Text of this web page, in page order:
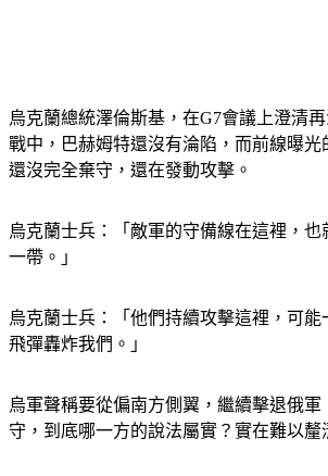
烏克蘭總統澤倫斯基，在G7會議上澄清
戰中，巴赫姆特還沒有淪陷，而前線曝光
還沒完全棄守，還在發動攻擊。
烏克蘭士兵：「敵軍的守備線在這裡，
一帶。」
烏克蘭士兵：「他們持續攻擊這裡，可能
飛彈轟炸我們。」
烏軍聲稱要從偏南方側翼，繼續擊退俄
守，到底哪一方的說法屬實？實在難以釐